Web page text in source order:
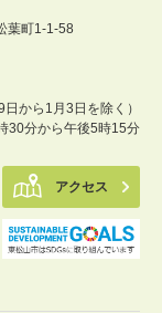
葉町1-1-58
日から1月3日を除く）
30分から午後5時15分
アクセス